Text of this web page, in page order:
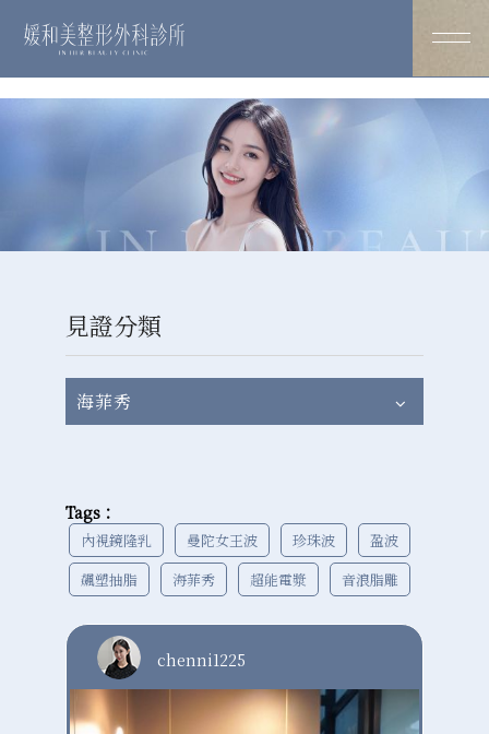
見證分類
海菲秀
Tags：
內視鏡隆乳 曼陀女王波 珍珠波
盈波
飆塑抽脂
海菲秀 超能電漿 音浪脂雕
chenni1225